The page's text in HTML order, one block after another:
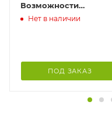
Возможности
Управления, Провод
Нет в наличии
ПОД ЗАКАЗ